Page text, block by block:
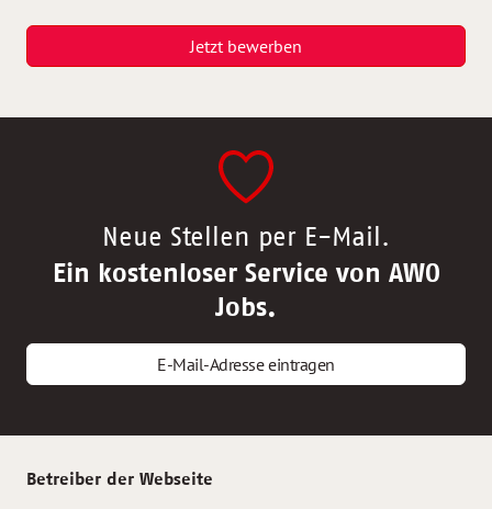
Jetzt bewerben
Neue Stellen per E-Mail.
Ein kostenloser Service von AWO
Jobs.
E-Mail-Adresse eintragen
Betreiber der Webseite